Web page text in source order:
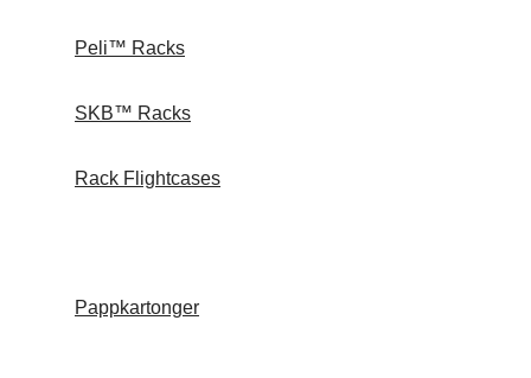
Peli™ Racks
SKB™ Racks
Rack Flightcases
Pappkartonger